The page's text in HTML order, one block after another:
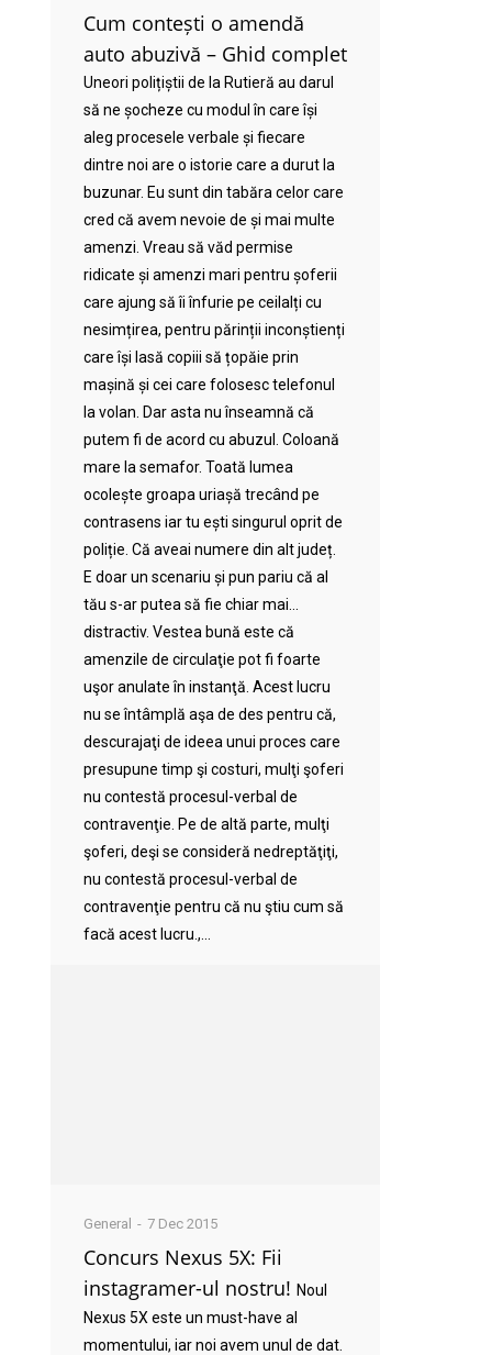
Cum contești o amendă
auto abuzivă – Ghid complet
Uneori polițiștii de la Rutieră au darul
să ne șocheze cu modul în care își
aleg procesele verbale și fiecare
dintre noi are o istorie care a durut la
buzunar. Eu sunt din tabăra celor care
cred că avem nevoie de și mai multe
amenzi. Vreau să văd permise
ridicate și amenzi mari pentru șoferii
care ajung să îi înfurie pe ceilalți cu
nesimțirea, pentru părinții inconștienți
care își lasă copiii să țopăie prin
mașină și cei care folosesc telefonul
la volan. Dar asta nu înseamnă că
putem fi de acord cu abuzul. Coloană
mare la semafor. Toată lumea
ocolește groapa uriașă trecând pe
contrasens iar tu ești singurul oprit de
poliție. Că aveai numere din alt județ.
E doar un scenariu și pun pariu că al
tău s-ar putea să fie chiar mai…
distractiv. Vestea bună este că
amenzile de circulaţie pot fi foarte
uşor anulate în instanţă. Acest lucru
nu se întâmplă aşa de des pentru că,
descurajaţi de ideea unui proces care
presupune timp şi costuri, mulţi şoferi
nu contestă procesul-verbal de
contravenţie. Pe de altă parte, mulţi
şoferi, deşi se consideră nedreptăţiţi,
nu contestă procesul-verbal de
contravenţie pentru că nu ştiu cum să
facă acest lucru.,...
General 7 Dec 2015
Concurs Nexus 5X: Fii
instagramer-ul nostru! Noul
Nexus 5X este un must-have al
momentului, iar noi avem unul de dat.